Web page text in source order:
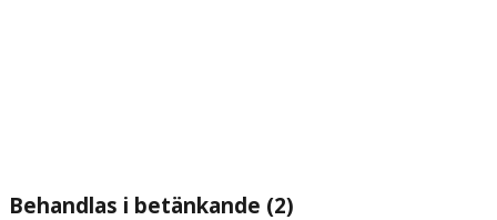
Behandlas i betänkande (2)